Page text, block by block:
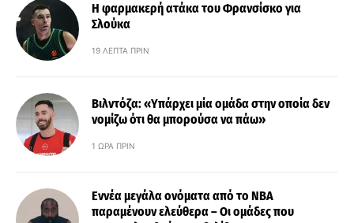
Η φαρμακερή ατάκα του Φρανσίσκο για
Σλούκα
19 ΛΕΠΤΆ ΠΡΙΝ
Βιλντόζα: «Υπάρχει μία ομάδα στην οποία δεν
νομίζω ότι θα μπορούσα να πάω»
1 ΏΡΑ ΠΡΙΝ
Εννέα μεγάλα ονόματα από το ΝΒΑ
παραμένουν ελεύθερα – Οι ομάδες που